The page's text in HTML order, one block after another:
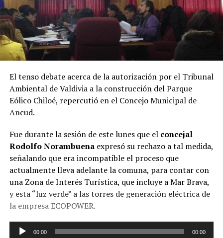
El tenso debate acerca de la autorización por el Tribunal
Ambiental de Valdivia a la construcción del Parque
Eólico Chiloé, repercutió en el Concejo Municipal de
Ancud.
Fue durante la sesión de este lunes que el concejal
Rodolfo Norambuenaexpresó su rechazo a tal medida,
señalando que era incompatible el proceso que
actualmente lleva adelante la comuna, para contar con
una Zona de Interés Turística, que incluye a Mar Brava,
y esta “luz verde” a las torres de generación eléctrica de
la empresa ECOPOWER.
Reproductor
00:00 00:00